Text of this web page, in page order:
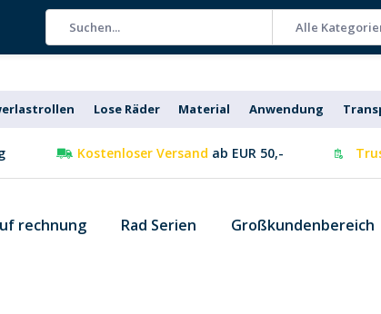
Alle
Lose Räder Material Anwendung
Kostenloser Versand ab EUR 50,-
rechnung Rad Serien Großkundenbereich